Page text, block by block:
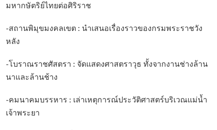
มหากษัตริย์ไทยต่อศิริราช
-สถานพิมุขมงคลเขต : นำเสนอเรื่องราวของกรมพระราชวัง
หลัง
-โบราณราชศัสตรา : จัดแสดงศาสตราวุธ ทั้งจากงานช่างล้าน
นาและล้านช้าง
-คมนาคมบรรหาร : เล่าเหตุการณ์ประวัติศาสตร์บริเวณแม่น้ำ
เจ้าพระยา